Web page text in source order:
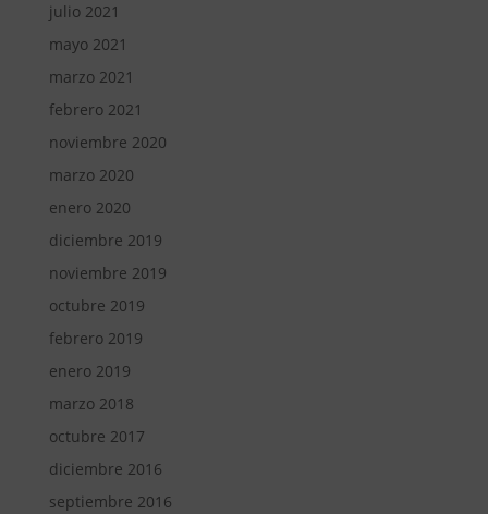
julio 2021
mayo 2021
marzo 2021
febrero 2021
noviembre 2020
marzo 2020
enero 2020
diciembre 2019
noviembre 2019
octubre 2019
febrero 2019
enero 2019
marzo 2018
octubre 2017
diciembre 2016
septiembre 2016